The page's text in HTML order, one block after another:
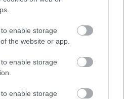
enable storage
the website or app.
enable storage
enable storage
megújításával is készül
csata ötszázadik